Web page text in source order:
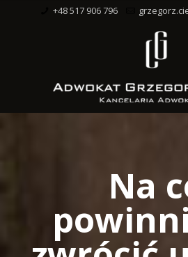
+48 517 906 796
Na